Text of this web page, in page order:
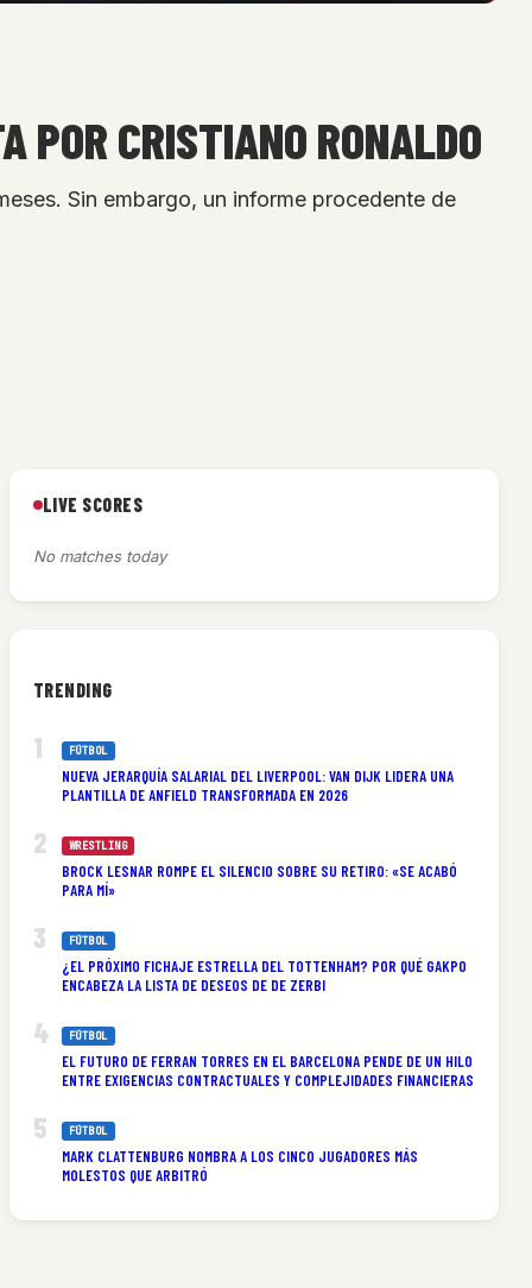
POR CRISTIANO RONALDO
Sin embargo, un informe procedente de
LIVE SCORES
No matches today
TRENDING
FÚTBOL
NUEVA JERARQUÍA SALARIAL DEL LIVERPOOL: VAN DIJK LIDERA UNA
PLANTILLA DE ANFIELD TRANSFORMADA EN 2026
WRESTLING
BROCK LESNAR ROMPE EL SILENCIO SOBRE SU RETIRO: «SE ACABÓ
PARA MÍ»
FÚTBOL
¿EL PRÓXIMO FICHAJE ESTRELLA DEL TOTTENHAM? POR QUÉ GAKPO
ENCABEZA LA LISTA DE DESEOS DE DE ZERBI
FÚTBOL
EL FUTURO DE FERRAN TORRES EN EL BARCELONA PENDE DE UN HILO
ENTRE EXIGENCIAS CONTRACTUALES Y COMPLEJIDADES FINANCIERAS
FÚTBOL
MARK CLATTENBURG NOMBRA A LOS CINCO JUGADORES MÁS
MOLESTOS QUE ARBITRÓ